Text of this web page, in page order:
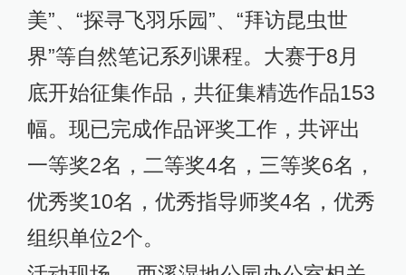
美”、“探寻飞羽乐园”、“拜访昆虫世
界”等自然笔记系列课程。大赛于8月
底开始征集作品，共征集精选作品153
幅。现已完成作品评奖工作，共评出
一等奖2名，二等奖4名，三等奖6名，
优秀奖10名，优秀指导师奖4名，优秀
组织单位2个。